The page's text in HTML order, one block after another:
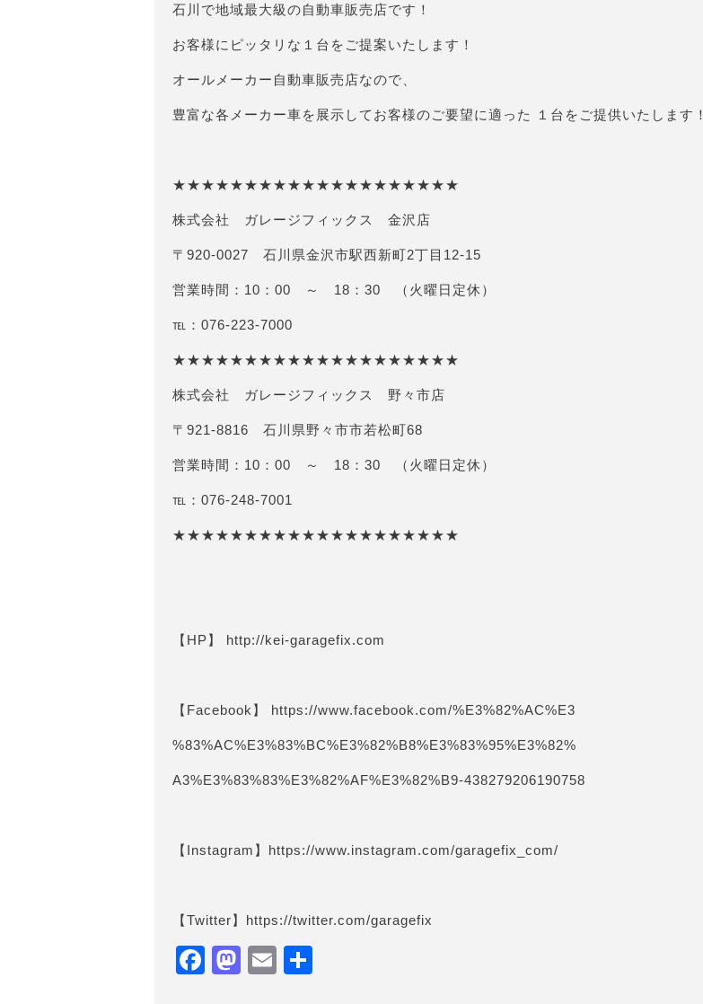
石川で地域最大級の自動車販売店です！
お客様にピッタリな１台をご提案いたします！
オールメーカー自動車販売店なので、
豊富な各メーカー車を展示してお客様のご要望に適った １台をご提供いたします！
★★★★★★★★★★★★★★★★★★★★
株式会社 ガレージフィックス 金沢店
〒920-0027 石川県金沢市駅西新町2丁目12-15
営業時間：10：00 ～ 18：30 （火曜日定休）
℡：076-223-7000
★★★★★★★★★★★★★★★★★★★★
株式会社 ガレージフィックス 野々市店
〒921-8816 石川県野々市市若松町68
営業時間：10：00 ～ 18：30 （火曜日定休）
℡：076-248-7001
★★★★★★★★★★★★★★★★★★★★
【HP】 http://kei-garagefix.com​​
【Facebook】 https://www.facebook.com/%E3%82%AC%E3
%83%AC%E3%83%BC%E3%82%B8%E3%83%95%E3%82%
A3%E3%83%83%E3%82%AF%E3%82%B9-438279206190758
【Instagram】https://www.instagram.com/garagefix_com/
【Twitter】https://twitter.com/garagefix
Facebook
Mastodon
Email